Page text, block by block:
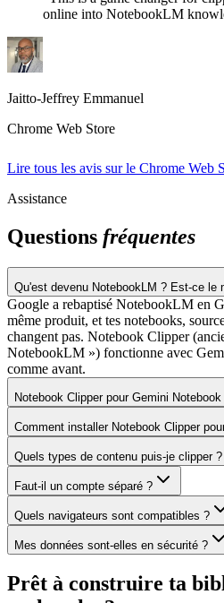
online into NotebookLM
Jaitto-Jeffrey Emmanuel
Chrome Web Store
Lire tous les avis sur le Chrome Web
Assistance
Questions fréquentes
Qu'est devenu NotebookLM ? Est-ce le
Google a rebaptisé NotebookLM en
même produit, et tes notebooks,
changent pas. Notebook Clipper
NotebookLM ») fonctionne avec
comme avant.
Notebook Clipper pour Gemini
Comment installer Notebook Clipper
Quels types de contenu puis-je clipper ?
Faut-il un compte séparé ?
Quels navigateurs sont compatibles ?
Mes données sont-elles en sécurité ?
Prêt à construire ta